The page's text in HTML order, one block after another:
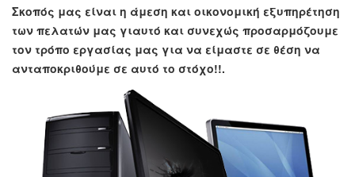
Σκοπός μας είναι η άμεση και οικονομική εξυπηρέτηση
των πελατών μας γιαυτό και συνεχώς προσαρμόζουμε
τον τρόπο εργασίας μας για να είμαστε σε θέση να
ανταποκριθούμε σε αυτό το στόχο!!.